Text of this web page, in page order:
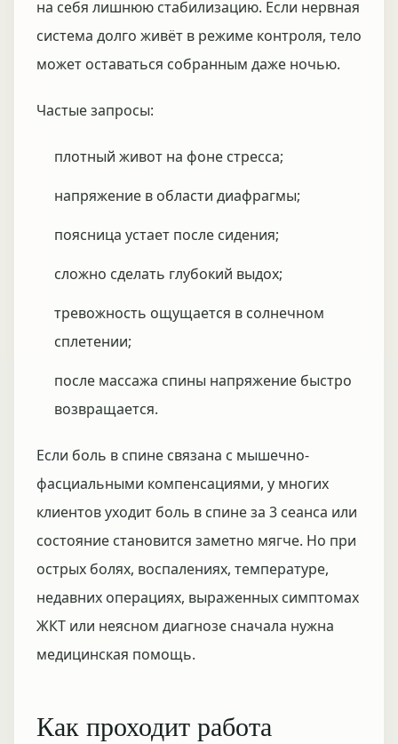
на себя лишнюю стабилизацию. Если нервная
система долго живёт в режиме контроля, тело
может оставаться собранным даже ночью.
Частые запросы:
плотный живот на фоне стресса;
напряжение в области диафрагмы;
поясница устает после сидения;
сложно сделать глубокий выдох;
тревожность ощущается в солнечном
сплетении;
после массажа спины напряжение быстро
возвращается.
Если боль в спине связана с мышечно-
фасциальными компенсациями, у многих
клиентов уходит боль в спине за 3 сеанса или
состояние становится заметно мягче. Но при
острых болях, воспалениях, температуре,
недавних операциях, выраженных симптомах
ЖКТ или неясном диагнозе сначала нужна
медицинская помощь.
Как проходит работа